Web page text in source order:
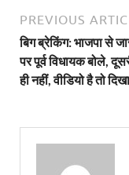
PREVIOUS
बिग ब्रेकिंग: भाजपा से
पर पूर्व विधायक बोले,
ही नहीं, वीडियो है तो